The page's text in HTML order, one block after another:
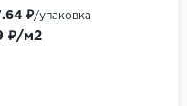
₽/м2
₽/упаковка